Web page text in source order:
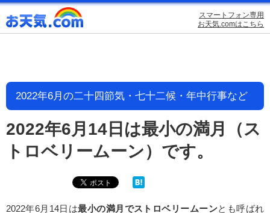
スマートフォン専用
お天気.comはこちら
2022年6月の二十四節気・七十二候・年中行事など
2022年6月14日は最小の満月（ス
トロベリームーン）です。
2022年6月14日は最小の満月でストロベリームーンとも呼ばれ